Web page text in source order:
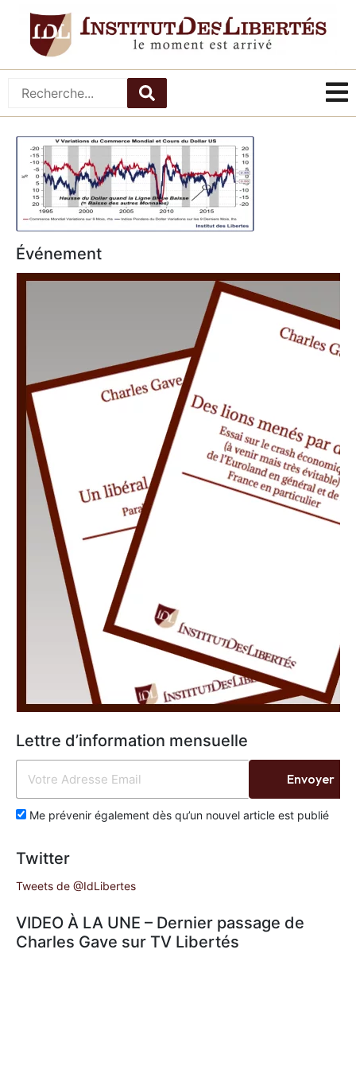
Événement
Lettre d’information mensuelle
Me prévenir également dès qu’un nouvel article est publié
Envoyer
Twitter
Tweets de @IdLibertes
VIDEO À LA UNE – Dernier passage de
Charles Gave sur TV Libertés